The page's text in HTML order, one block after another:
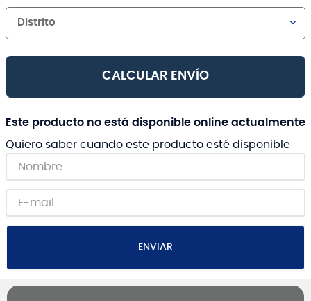
Distrito
CALCULAR ENVÍO
Este producto no está disponible online actualmente
Quiero saber cuando este producto esté disponible
ENVIAR